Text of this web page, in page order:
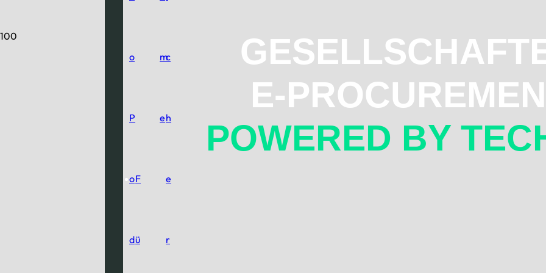
o
P
o
d
m
e
F
ü
c
h
e
r
E-
POWERED BY